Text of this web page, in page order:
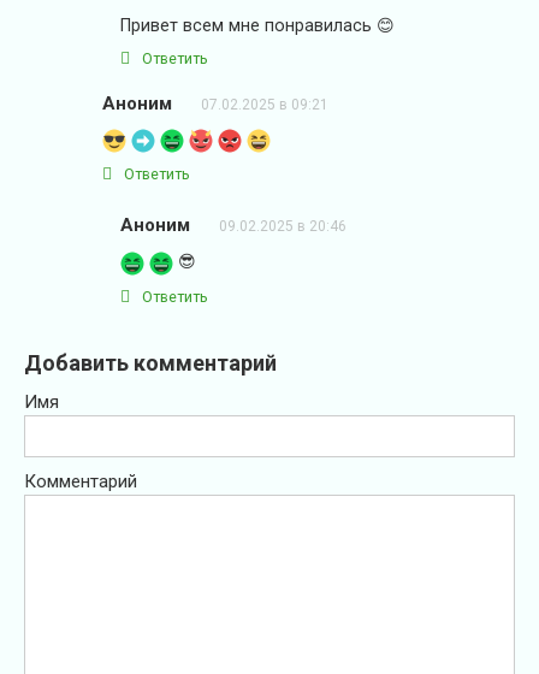
Привет всем мне понравилась 😊
Ответить
Аноним 07.02.2025 в 09:21
Ответить
Аноним 09.02.2025 в 20:46
😎
Ответить
Добавить комментарий
Имя
Комментарий